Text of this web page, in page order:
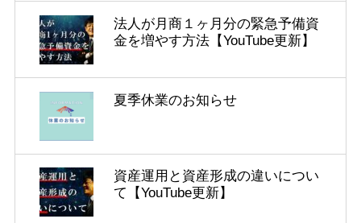
法人が月商１ヶ月分の緊急予備資
金を増やす方法【YouTube更新】
夏季休業のお知らせ
資産運用と資産形成の違いについ
て【YouTube更新】